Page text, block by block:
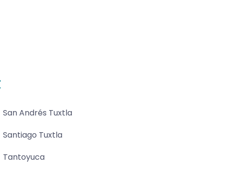
San Andrés Tuxtla
Santiago Tuxtla
Tantoyuca